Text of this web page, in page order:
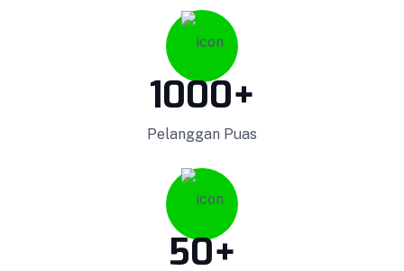
Podium Minimalis BISA COD !! GARANSI Barang
100%! Dapatkan Keranda Kualitas Premium ||
Kami melakukan pemasaran ke seluruh Indonesia
dengan sistem COD. Bisa COD! Promo & Diskon
Terlengkap! Cashback! Gratis Ongkir! Cicilan 0%.
Produk yang kami kirim melalui proses Quality
1000+
Pelanggan Puas
50+